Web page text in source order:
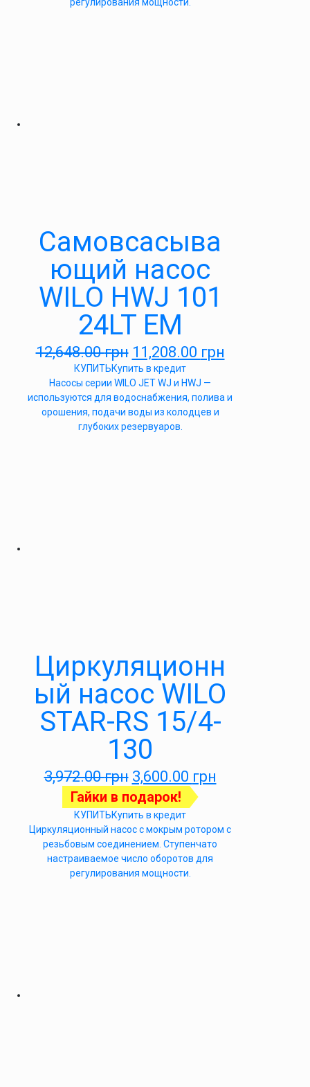
Самовсасыва
ющий насос
WILO HWJ 101
24LT EM
12,648.00грн 11,208.00 грн
КУПИТЬКупить в кредит
Насосы серии WILO JET WJ и HWJ —
используются для водоснабжения, полива и
орошения, подачи воды из колодцев и
глубоких резервуаров.
Циркуляционн
ый насос WILO
STAR-RS 15/4-
130
3,972.00грн 3,600.00 грн
Гайки в подарок!
КУПИТЬКупить в кредит
Циркуляционный насос с мокрым ротором с
резьбовым соединением. Ступенчато
настраиваемое число оборотов для
регулирования мощности.